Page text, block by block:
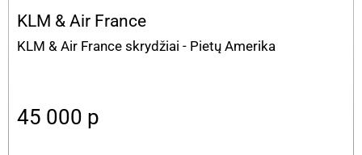
KLM & Air France
KLM & Air France skrydžiai - Pietų Amerika
45 000 p